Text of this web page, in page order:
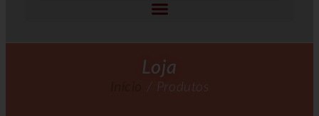
Loja
/ Produtos